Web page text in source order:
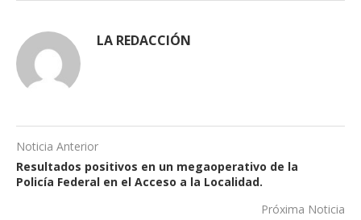
LA REDACCIÓN
Noticia Anterior
Resultados positivos en un megaoperativo de la
Policía Federal en el Acceso a la Localidad.
Próxima Noticia